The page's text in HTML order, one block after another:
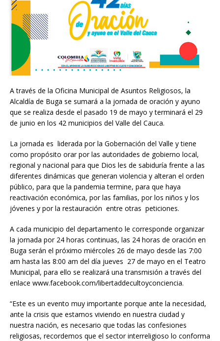
A través de la Oficina Municipal de Asuntos Religiosos, la
Alcaldía de Buga se sumará a la jornada de oración y ayuno
que se realiza desde el pasado 19 de mayo y terminará el 29
de junio en los 42 municipios del Valle del Cauca.
La jornada es liderada por la Gobernación del Valle y tiene
como propósito orar por las autoridades de gobierno local,
regional y nacional para que Dios les de sabiduría frente a las
diferentes dinámicas que generan violencia y alteran el orden
público, para que la pandemia termine, para que haya
reactivación económica, por las familias, por los niños y los
jóvenes y por la restauración entre otras peticiones.
A cada municipio del departamento le corresponde organizar
la jornada por 24 horas continuas, las 24 horas de oración en
Buga serán el próximo miércoles 26 de mayo desde las 7:00
am hasta las 8:00 am del día jueves 27 de mayo en el Teatro
Municipal, para ello se realizará una transmisión a través del
enlace www.facebook.com/libertaddecultoyconciencia.
“Este es un evento muy importante porque ante la necesidad,
ante la crisis que estamos viviendo en nuestra ciudad y
nuestra nación, es necesario que todas las confesiones
religiosas, recordemos que el sector interreligioso lo conforma